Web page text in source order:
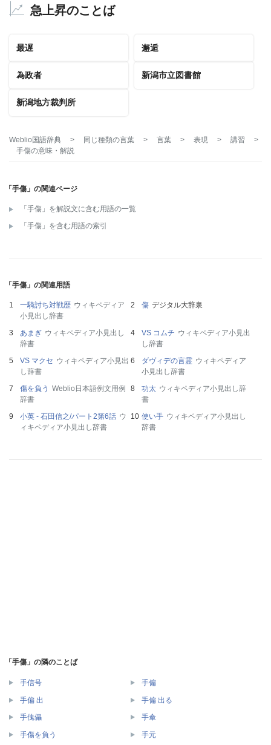
急上昇のことば
最遅 邂逅
為政者 新潟市立図書館
新潟地方裁判所
Weblio国語辞典 > 同じ種類の言葉 > 言葉 > 表現 > 講習
>
手傷の意味・解説
「手傷」の関連ページ
「手傷」を解説文に含む用語の一覧
「手傷」を含む用語の索引
「手傷」の関連用語
一騎討ち対戦歴 ウィキペディア
小見出し辞書
傷 デジタル大辞泉
あまぎ ウィキペディア小見出し
辞書
VS コムチ ウィキペディア小見出
し辞書
VS マクセ ウィキペディア小見出
し辞書
ダヴィデの言霊 ウィキペディア
小見出し辞書
傷を負う Weblio日本語例文用例
辞書
功太 ウィキペディア小見出し辞
書
小英 - 石田信之/パート2第6話 ウ
ィキペディア小見出し辞書
使い手 ウィキペディア小見出し
辞書
「手傷」の隣のことば
手信号 手偏
手偏 出 手偏 出る
手傀儡 手傘
手傷を負う 手元